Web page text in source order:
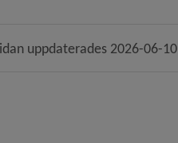
webbinariet)
uppdaterades 2026-06-10